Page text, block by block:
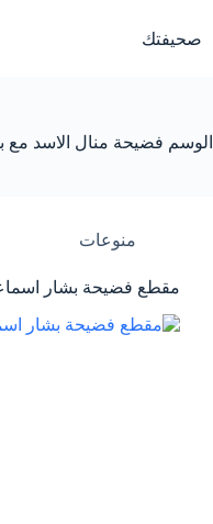
المحتوى
صحيفتك
الوسم فضيحة منال الاسد مع
منوعات
مقطع فضيحة بشار اسماعيل +18 كامل